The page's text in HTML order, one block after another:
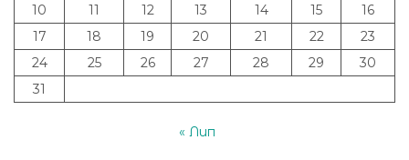
10
11 12 13 14 15
16
17
18 19 20 21 22
23
24
25 26 27 28 29
30
31
« Лип